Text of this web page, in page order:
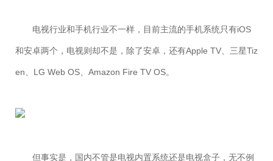
电视行业和手机行业不一样，目前主流的手机系统只有iOS
和安卓两个，电视则却不是，除了安卓，还有Apple TV、三星Tiz
en、LG Web OS、Amazon Fire TV OS。
但事实是，国内不管是电视内置系统还是电视盒子，无不例